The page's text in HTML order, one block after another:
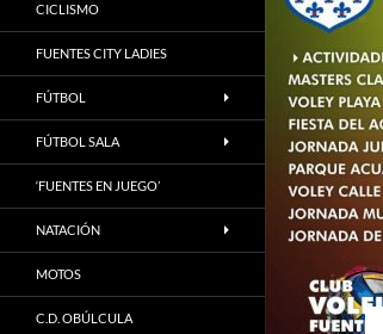
CICLISMO
FUENTES CITY LADIES
FÚTBOL
FÚTBOL SALA
‘FUENTES EN JUEGO’
NATACIÓN
MOTOS
C.D. OBÚLCULA